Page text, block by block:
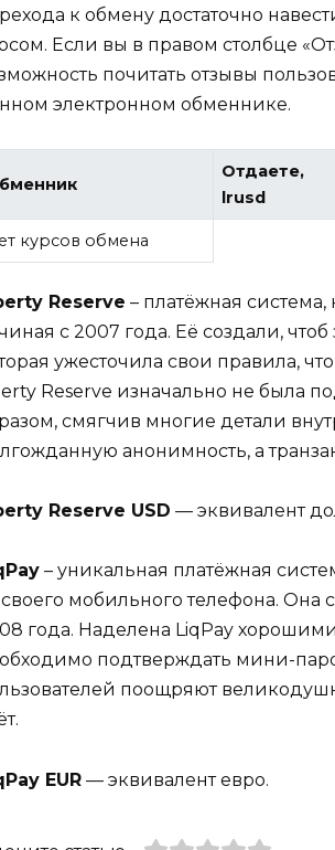
к обмену достаточно
Если вы в правом столбце
почитать отзывы
электронном обменнике.
Отдаете,
lrusd
курсов обмена
Reserve – платёжная
с 2007 года. Её создали,
ужесточила свои правила,
Reserve изначально не была
смягчив многие детали
анонимность, а
Reserve USD — эквивалент
– уникальная платёжная
мобильного телефона. Она
года. Наделена LiqPay
подтверждать мини-
поощряют
EUR — эквивалент евро.